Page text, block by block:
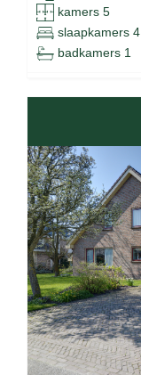
kamers 5
slaapkamers 4
badkamers 1